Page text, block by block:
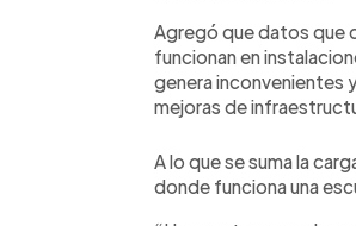
Agregó que datos que
funcionan en
genera inconvenientes
mejoras de
A lo que se suma la
donde funciona una